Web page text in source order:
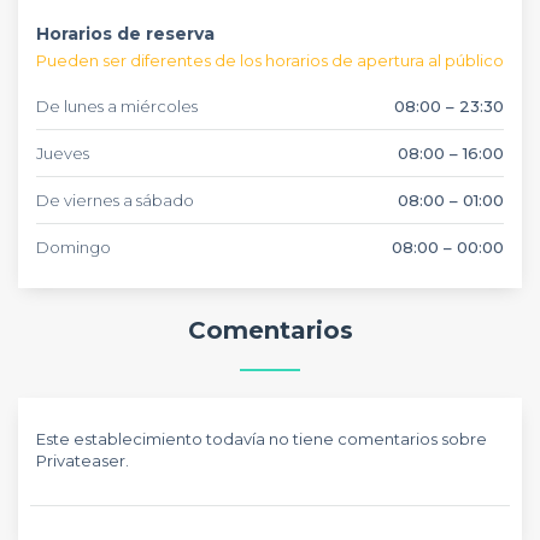
grupos y opción de servicio para llevar, este restaurante
argentino en Barcelona ofrece flexibilidad para todo tipo
Horarios de reserva
Pueden ser diferentes de los horarios de apertura al público
De lunes a miércoles 08:00 – 23:30
Jueves 08:00 – 16:00
De viernes a sábado 08:00 – 01:00
Domingo 08:00 – 00:00
Comentarios
Este establecimiento todavía no tiene comentarios sobre
Privateaser.